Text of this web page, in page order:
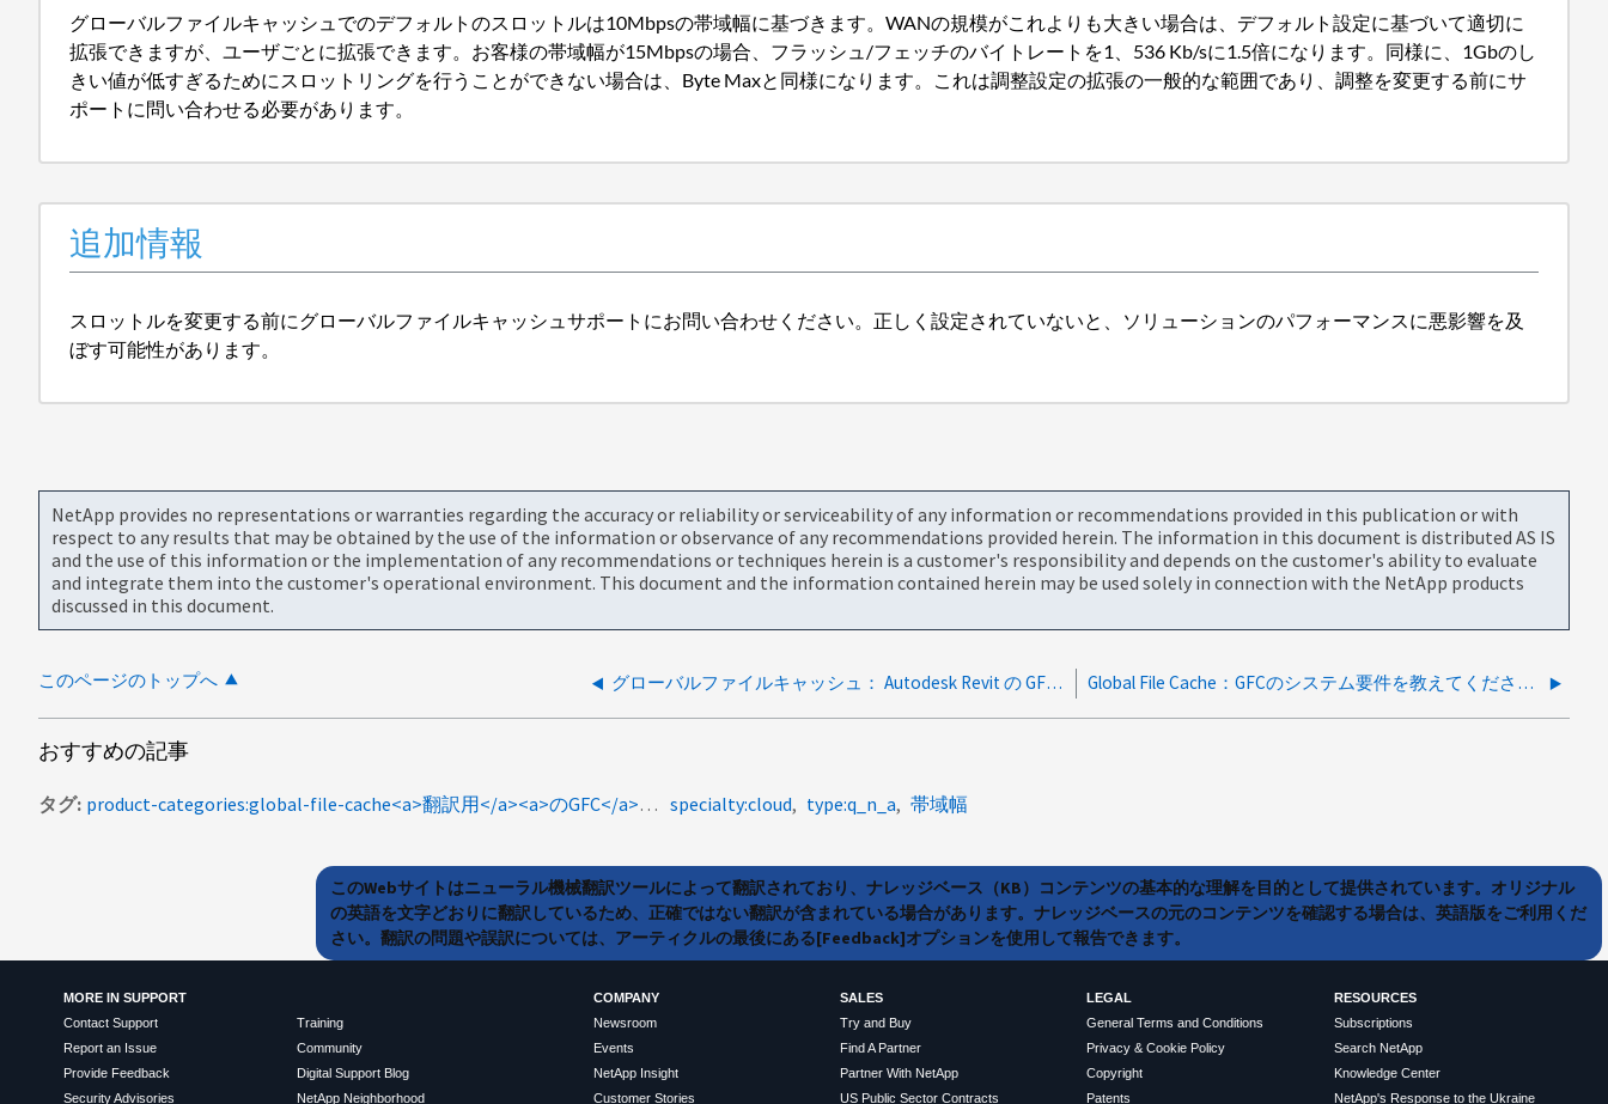
グローバルファイルキャッシュでのデフォルトのスロットルは10Mbpsの帯域幅に基づきます。WANの規模がこれよりも大きい場合は、デフォルト設定に基づいて適切に
拡張できますが、ユーザごとに拡張できます。お客様の帯域幅が15Mbpsの場合、フラッシュ/フェッチのバイトレートを1、536 Kb/sに1.5倍になります。同様に、1Gbのし
きい値が低すぎるためにスロットリングを行うことができない場合は、Byte Maxと同様になります。これは調整設定の拡張の一般的な範囲であり、調整を変更する前にサ
ポートに問い合わせる必要があります。
追加情報
スロットルを変更する前にグローバルファイルキャッシュサポートにお問い合わせください。正しく設定されていないと、ソリューションのパフォーマンスに悪影響を及
ぼす可能性があります。
NetApp provides no representations or warranties regarding the accuracy or reliability or serviceability of any information or recommendations provided in this publication or with
respect to any results that may be obtained by the use of the information or observance of any recommendations provided herein. The information in this document is distributed AS IS
and the use of this information or the implementation of any recommendations or techniques herein is a customer's responsibility and depends on the customer's ability to evaluate
and integrate them into the customer's operational environment. This document and the information contained herein may be used solely in connection with the NetApp products
discussed in this document.
このページのトップへ グローバルファイルキャッシュ： Autodesk Revit の GFC のベストプラクティスとは Global File Cache：GFCのシステム要件を教えてください。
おすすめの記事
タグ product-categories:global-file-cache<a>翻訳用</a><a>のGFC</a><a>グローバルファイルキャッシュ</a><a>スロットリング </a> specialty:cloud type:q_n_a 帯域幅
このWebサイトはニューラル機械翻訳ツールによって翻訳されており、ナレッジベース（KB）コンテンツの基本的な理解を目的として提供されています。オリジナル
の英語を文字どおりに翻訳しているため、正確ではない翻訳が含まれている場合があります。ナレッジベースの元のコンテンツを確認する場合は、英語版をご利用くだ
さい。翻訳の問題や誤訳については、アーティクルの最後にある[Feedback]オプションを使用して報告できます。
MORE IN SUPPORT
Contact Support
Report an Issue
Provide Feedback
Security Advisories
Training
Community
Digital Support Blog
NetApp Neighborhood
COMPANY
Newsroom
Events
NetApp Insight
Customer Stories
SALES
Try and Buy
Find A Partner
Partner With NetApp
US Public Sector Contracts
LEGAL
General Terms and Conditions
Privacy & Cookie Policy
Copyright
Patents
RESOURCES
Subscriptions
Search NetApp
Knowledge Center
NetApp's Response to the Ukraine